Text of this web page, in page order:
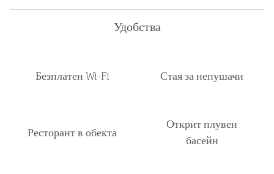
Удобства
Безплатен Wi-Fi Стая за непушачи
Ресторант в обекта
Открит плувен
басейн